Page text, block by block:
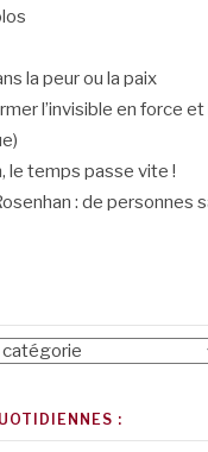
la peur ou la paix
l’invisible en force
le temps passe vite !
: de personnes
: